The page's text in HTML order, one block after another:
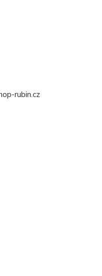
rubin.cz